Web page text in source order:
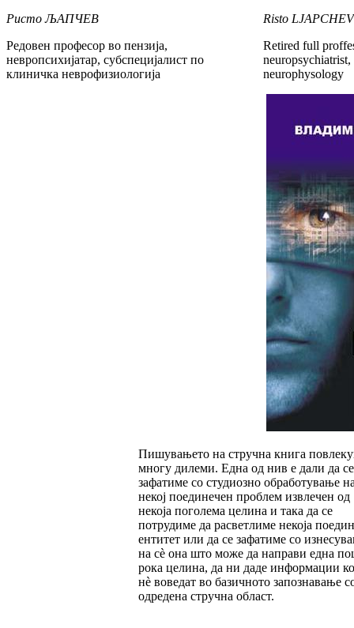
РистоЉАПЧЕВ
Редовен професор во пензија,
невропсихијатар, субспецијалист по
клиничка неврофизиологија
Risto LJAPCHEV
Retired full
neurophysology
Пишувањето на стручна книга
многу дилеми. Една од нив е дали да се
зафатиме со студиозно обработување
некој поединечен проблем извлечен од
некоја поголема целина и така да се
потрудиме да расветлиме некоја
ентитет или да се зафатиме со
на сè она што може да направи една
рока целина, да ни даде информации
нè воведат во базичното запознавање
одре­де­на стручна област.